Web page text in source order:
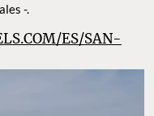
-.
ES/SAN-